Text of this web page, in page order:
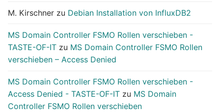
M. Kirschner zu Debian Installation von InfluxDB2
MS Domain Controller FSMO Rollen verschieben -
TASTE-OF-IT zu MS Domain Controller FSMO Rollen
verschieben – Access Denied
MS Domain Controller FSMO Rollen verschieben -
Access Denied - TASTE-OF-IT zu MS Domain
Controller FSMO Rollen verschieben